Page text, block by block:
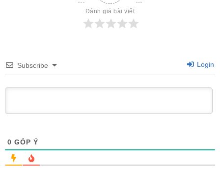
Đánh giá bài viết
Subscribe Login
0 GÓP Ý